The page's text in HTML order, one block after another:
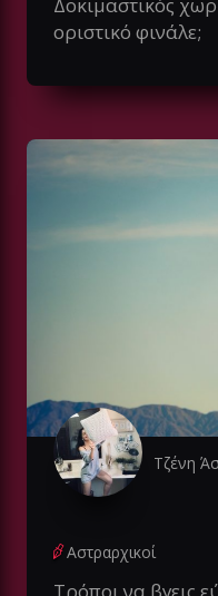
Δοκιμαστικός
οριστικό φινάλε;
Τζένη
Αστραρχικοί